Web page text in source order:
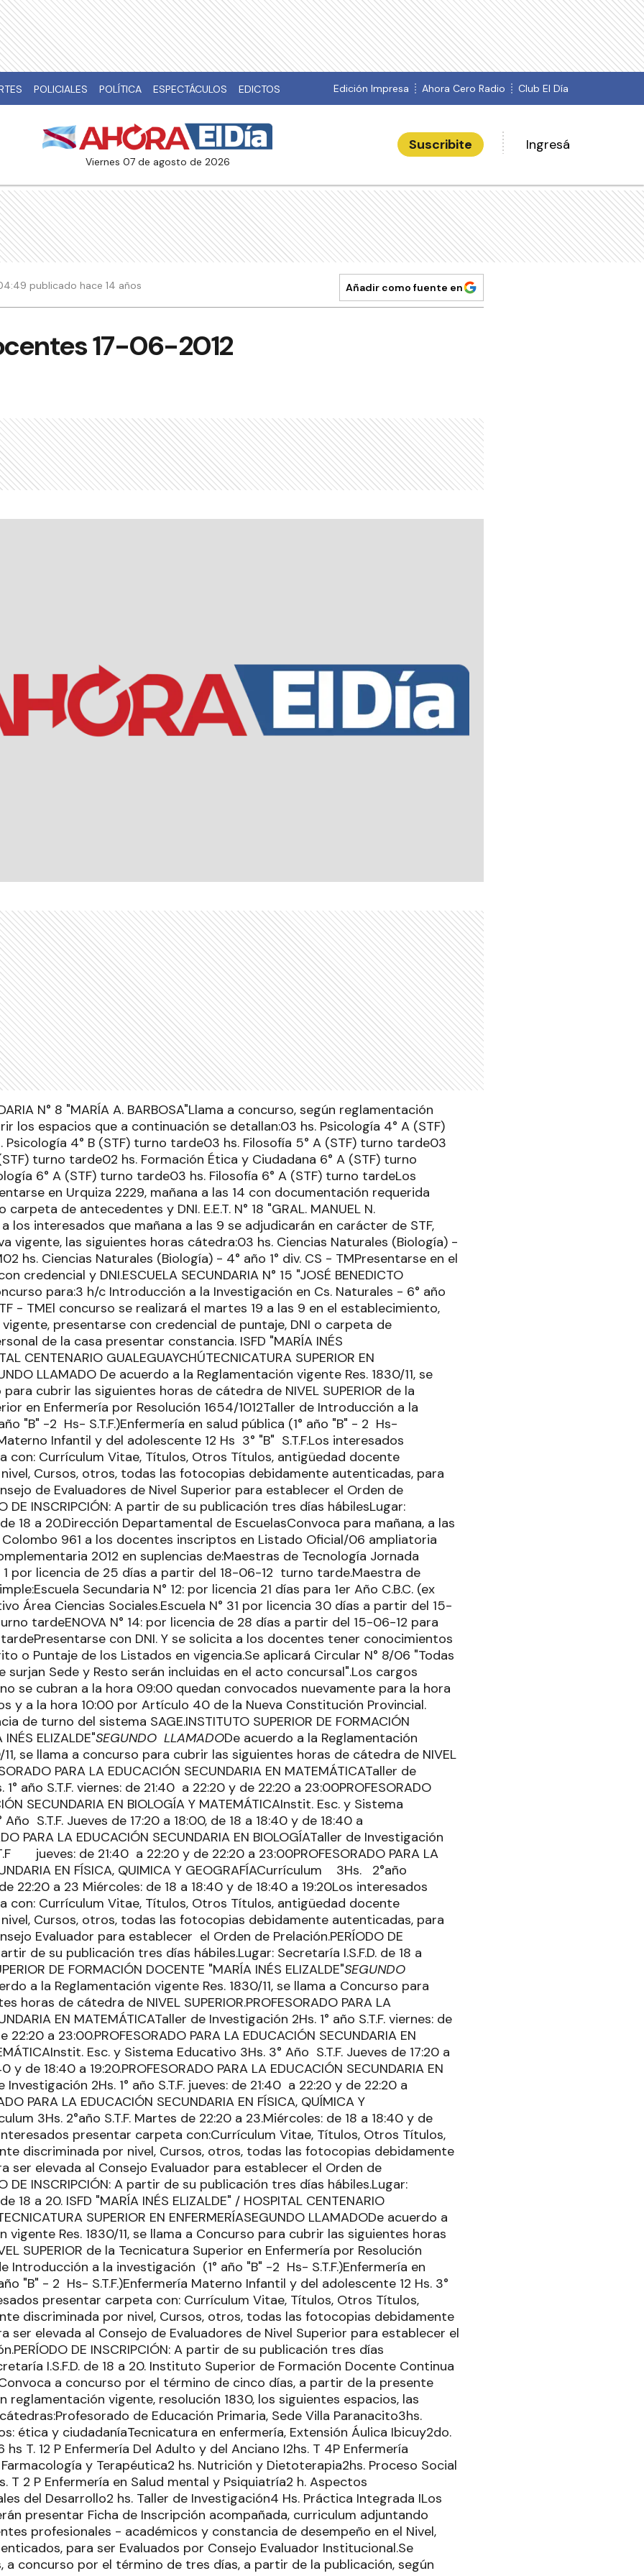
POLICIALES POLÍTICA ESPECTÁCULOS EDICTOS Edición Impresa Ahora Cero Radio Club El Día
viernes 07 de agosto de 2026
Suscribite Ingresá
publicado hace 14 años Añadir como fuente en
17-06-2012
N° 8 "MARÍA A. BARBOSA"Llama a concurso, según reglamentación
los espacios que a continuación se detallan:03 hs. Psicología 4° A (STF)
4° B (STF) turno tarde03 hs. Filosofía 5° A (STF) turno tarde03
turno tarde02 hs. Formación Ética y Ciudadana 6° A (STF) turno
6° A (STF) turno tarde03 hs. Filosofía 6° A (STF) turno tardeLos
en Urquiza 2229, mañana a las 14 con documentación requerida
de antecedentes y DNI. E.E.T. N° 18 "GRAL. MANUEL N.
los interesados que mañana a las 9 se adjudicarán en carácter de STF,
vigente, las siguientes horas cátedra:03 hs. Ciencias Naturales (Biología) -
hs. Ciencias Naturales (Biología) - 4° año 1° div. CS - TMPresentarse en el
credencial y DNI.ESCUELA SECUNDARIA N° 15 "JOSÉ BENEDICTO
para:3 h/c Introducción a la Investigación en Cs. Naturales - 6° año
- TMEl concurso se realizará el martes 19 a las 9 en el establecimiento,
presentarse con credencial de puntaje, DNI o carpeta de
de la casa presentar constancia. ISFD "MARÍA INÉS
CENTENARIO GUALEGUAYCHÚTECNICATURA SUPERIOR EN
LLAMADO De acuerdo a la Reglamentación vigente Res. 1830/11, se
cubrir las siguientes horas de cátedra de NIVEL SUPERIOR de la
en Enfermería por Resolución 1654/1012Taller de Introducción a la
"B" -2 Hs- S.T.F.)Enfermería en salud pública (1° año "B" - 2 Hs-
Infantil y del adolescente 12 Hs 3° "B" S.T.F.Los interesados
con: Currículum Vitae, Títulos, Otros Títulos, antigüedad docente
Cursos, otros, todas las fotocopias debidamente autenticadas, para
de Evaluadores de Nivel Superior para establecer el Orden de
DE INSCRIPCIÓN: A partir de su publicación tres días hábilesLugar:
de 18 a 20.Dirección Departamental de EscuelasConvoca para mañana, a las
961 a los docentes inscriptos en Listado Oficial/06 ampliatoria
2012 en suplencias de:Maestras de Tecnología Jornada
1 por licencia de 25 días a partir del 18-06-12 turno tarde.Maestra de
Secundaria N° 12: por licencia 21 días para 1er Año C.B.C. (ex
Área Ciencias Sociales.Escuela N° 31 por licencia 30 días a partir del 15-
tardeENOVA N° 14: por licencia de 28 días a partir del 15-06-12 para
con DNI. Y se solicita a los docentes tener conocimientos
o Puntaje de los Listados en vigencia.Se aplicará Circular N° 8/06 "Todas
surjan Sede y Resto serán incluidas en el acto concursal".Los cargos
se cubran a la hora 09:00 quedan convocados nuevamente para la hora
y a la hora 10:00 por Artículo 40 de la Nueva Constitución Provincial.
de turno del sistema SAGE.INSTITUTO SUPERIOR DE FORMACIÓN
ELIZALDE"SEGUNDO LLAMADODe acuerdo a la Reglamentación
11, se llama a concurso para cubrir las siguientes horas de cátedra de NIVEL
PARA LA EDUCACIÓN SECUNDARIA EN MATEMÁTICATaller de
año S.T.F. viernes: de 21:40 a 22:20 y de 22:20 a 23:00PROFESORADO
SECUNDARIA EN BIOLOGÍA Y MATEMÁTICAInstit. Esc. y Sistema
S.T.F. Jueves de 17:20 a 18:00, de 18 a 18:40 y de 18:40 a
PARA LA EDUCACIÓN SECUNDARIA EN BIOLOGÍATaller de Investigación
jueves: de 21:40 a 22:20 y de 22:20 a 23:00PROFESORADO PARA LA
EN FÍSICA, QUIMICA Y GEOGRAFÍACurrículum 3Hs. 2°año
a 23 Miércoles: de 18 a 18:40 y de 18:40 a 19:20Los interesados
con: Currículum Vitae, Títulos, Otros Títulos, antigüedad docente
Cursos, otros, todas las fotocopias debidamente autenticadas, para
Evaluador para establecer el Orden de Prelación.PERÍODO DE
de su publicación tres días hábiles.Lugar: Secretaría I.S.F.D. de 18 a
DE FORMACIÓN DOCENTE "MARÍA INÉS ELIZALDE"SEGUNDO
a la Reglamentación vigente Res. 1830/11, se llama a Concurso para
horas de cátedra de NIVEL SUPERIOR.PROFESORADO PARA LA
EN MATEMÁTICATaller de Investigación 2Hs. 1° año S.T.F. viernes: de
a 23:00.PROFESORADO PARA LA EDUCACIÓN SECUNDARIA EN
Esc. y Sistema Educativo 3Hs. 3° Año S.T.F. Jueves de 17:20 a
y de 18:40 a 19:20.PROFESORADO PARA LA EDUCACIÓN SECUNDARIA EN
Investigación 2Hs. 1° año S.T.F. jueves: de 21:40 a 22:20 y de 22:20 a
PARA LA EDUCACIÓN SECUNDARIA EN FÍSICA, QUÍMICA Y
3Hs. 2°año S.T.F. Martes de 22:20 a 23.Miércoles: de 18 a 18:40 y de
presentar carpeta con:Currículum Vitae, Títulos, Otros Títulos,
discriminada por nivel, Cursos, otros, todas las fotocopias debidamente
ser elevada al Consejo Evaluador para establecer el Orden de
DE INSCRIPCIÓN: A partir de su publicación tres días hábiles.Lugar:
18 a 20. ISFD "MARÍA INÉS ELIZALDE" / HOSPITAL CENTENARIO
SUPERIOR EN ENFERMERÍASEGUNDO LLAMADODe acuerdo a
vigente Res. 1830/11, se llama a Concurso para cubrir las siguientes horas
SUPERIOR de la Tecnicatura Superior en Enfermería por Resolución
Introducción a la investigación (1° año "B" -2 Hs- S.T.F.)Enfermería en
"B" - 2 Hs- S.T.F.)Enfermería Materno Infantil y del adolescente 12 Hs. 3°
presentar carpeta con: Currículum Vitae, Títulos, Otros Títulos,
discriminada por nivel, Cursos, otros, todas las fotocopias debidamente
ser elevada al Consejo de Evaluadores de Nivel Superior para establecer el
DE INSCRIPCIÓN: A partir de su publicación tres días
I.S.F.D. de 18 a 20. Instituto Superior de Formación Docente Continua
a concurso por el término de cinco días, a partir de la presente
reglamentación vigente, resolución 1830, los siguientes espacios, las
de Educación Primaria, Sede Villa Paranacito3hs.
ética y ciudadaníaTecnicatura en enfermería, Extensión Áulica Ibicuy2do.
hs T. 12 P Enfermería Del Adulto y del Anciano I2hs. T 4P Enfermería
y Terapéutica2 hs. Nutrición y Dietoterapia2hs. Proceso Social
T 2 P Enfermería en Salud mental y Psiquiatría2 h. Aspectos
del Desarrollo2 hs. Taller de Investigación4 Hs. Práctica Integrada ILos
presentar Ficha de Inscripción acompañada, curriculum adjuntando
profesionales - académicos y constancia de desempeño en el Nivel,
para ser Evaluados por Consejo Evaluador Institucional.Se
a concurso por el término de tres días, a partir de la publicación, según